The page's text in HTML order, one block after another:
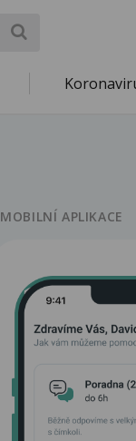
MOBILNÍ APLIKACE